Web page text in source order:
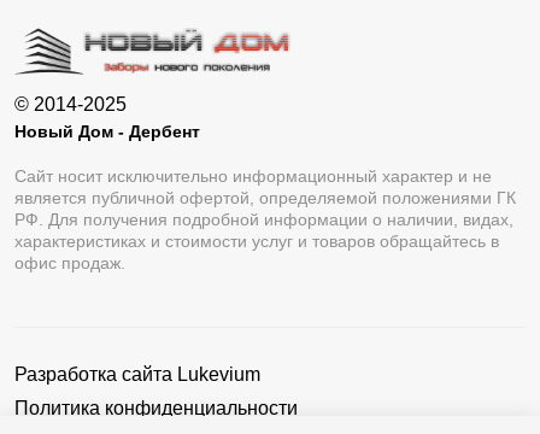
© 2014-2025
Новый Дом - Дербент
Сайт носит исключительно информационный характер и не
является публичной офертой, определяемой положениями ГК
РФ. Для получения подробной информации о наличии, видах,
характеристиках и стоимости услуг и товаров обращайтесь в
офис продаж.
Разработка сайта Lukevium
Политика конфиденциальности